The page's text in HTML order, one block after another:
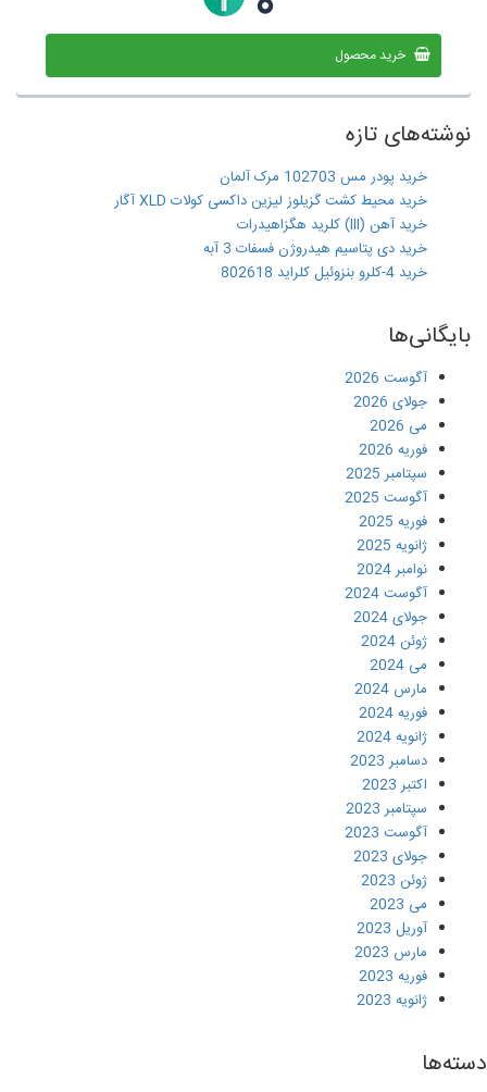
خرید محصول
نوشته‌های تازه
خرید پودر مس 102703 مرک آلمان
خرید محیط کشت گزیلوز لیزین داکسی کولات XLD آگار
خرید آهن (III) کلرید هگزاهیدرات
خرید دی پتاسیم هیدروژن فسفات 3 آبه
خرید 4-کلرو بنزوئیل کلراید 802618
بایگانی‌ها
آگوست 2026
جولای 2026
می 2026
فوریه 2026
سپتامبر 2025
آگوست 2025
فوریه 2025
ژانویه 2025
نوامبر 2024
آگوست 2024
جولای 2024
ژوئن 2024
می 2024
مارس 2024
فوریه 2024
ژانویه 2024
دسامبر 2023
اکتبر 2023
سپتامبر 2023
آگوست 2023
جولای 2023
ژوئن 2023
می 2023
آوریل 2023
مارس 2023
فوریه 2023
ژانویه 2023
دسته‌ها